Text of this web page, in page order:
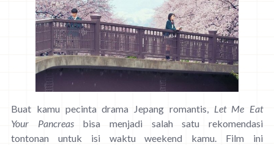
Buat kamu pecinta drama Jepang romantis, Let Me Eat
Your Pancreasbisa menjadi salah satu rekomendasi
tontonan untuk isi waktu weekend kamu. Film ini